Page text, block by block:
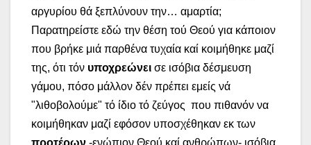
αργυρίου θά ξεπλύνουν την… αμαρτία;
Παρατηρείστε εδώ την θέση τού Θεού για κάποιον
που βρήκε μιά παρθένα τυχαία καί κοιμήθηκε μαζί
της, ότι τόν υποχρεώνει σε ισόβια δέσμευση
γάμου, πόσο μάλλον δέν πρέπει εμείς νά
"λιθοβολούμε" τό ίδιο τό ζεύγος που πιθανόν να
κοιμήθηκαν μαζί εφόσον υποσχέθηκαν εκ των